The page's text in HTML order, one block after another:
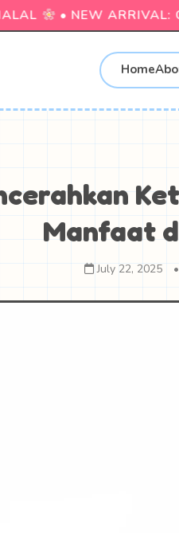
• NEW ARRIVAL:
Home
Manfaat
July 22, 2025 •